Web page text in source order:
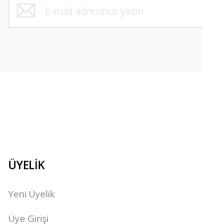
ÜYELİK
Yeni Üyelik
Üye Girişi